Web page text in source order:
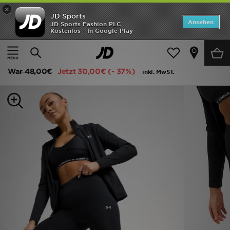
×
JD Sports
JD Sports Fashion PLC
Kostenlos - In Google Play
Ansehen
Startseite
Frauen Frauenkleidung Funktionsbekleidung
Under Armour Motion Leggings Damen
War48,00€ Jetzt 30,00€ (- 37%) inkl. MwST.
Startseite
ANGEBOTE
Herren
Bestsellers
JD Exklusives